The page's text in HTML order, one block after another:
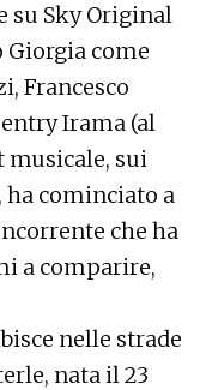
su Sky Original
Giorgia come
Francesco
entry Irama (al
musicale, sui
cominciato a
che ha
a comparire,
nelle strade
nata il 23